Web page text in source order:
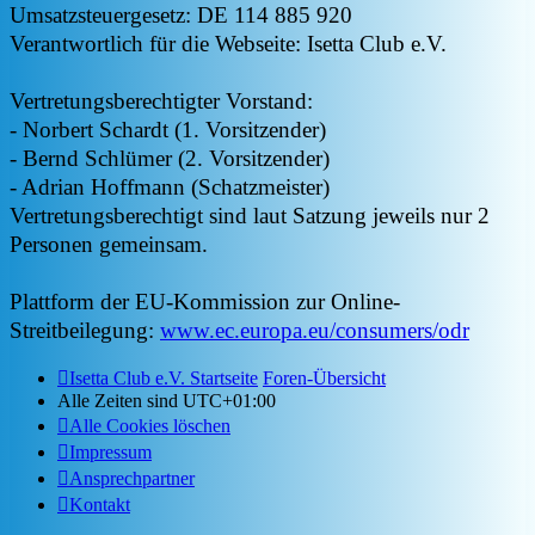
Umsatzsteuergesetz: DE 114 885 920
Verantwortlich für die Webseite: Isetta Club e.V.
Vertretungsberechtigter Vorstand:
- Norbert Schardt (1. Vorsitzender)
- Bernd Schlümer (2. Vorsitzender)
- Adrian Hoffmann (Schatzmeister)
Vertretungsberechtigt sind laut Satzung jeweils nur 2
Personen gemeinsam.
Plattform der EU-Kommission zur Online-
Streitbeilegung: www.ec.europa.eu/consumers/odr
Isetta Club e.V. Startseite Foren-Übersicht
Alle Zeiten sind UTC+01:00
Alle Cookies löschen
Impressum
Ansprechpartner
Kontakt